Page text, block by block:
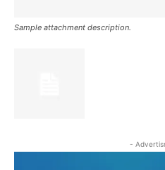
Sample attachment description.
-